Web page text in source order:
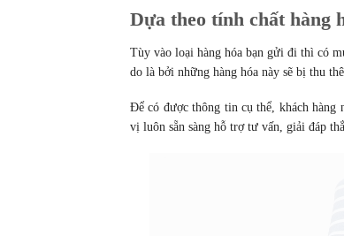
Dựa theo tính chất hàng
Tùy vào loại hàng hóa bạn gửi đi thì có
do là bởi những hàng hóa này sẽ bị thu
Để có được thông tin cụ thể, khách hàng
vị luôn sẵn sàng hỗ trợ tư vấn, giải đáp